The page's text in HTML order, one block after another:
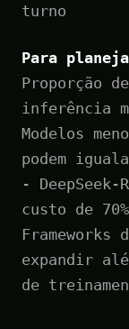
turno
Para
Proporção
inferência
Modelos
podem
- DeepSeek-
custo de
expandir
de